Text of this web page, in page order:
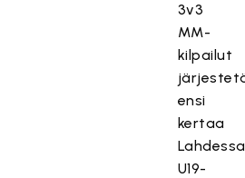
3v3
MM-
kilpailut
ensi
kertaa
Lahdessa
U19-